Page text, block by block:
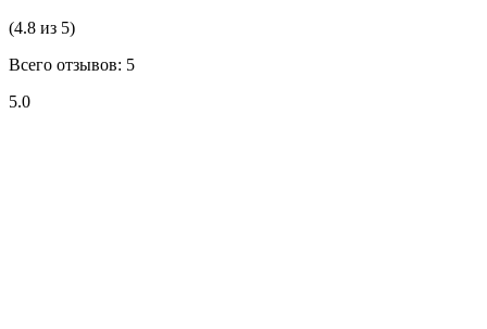
(4.8 из 5)
Всего отзывов: 5
5.0